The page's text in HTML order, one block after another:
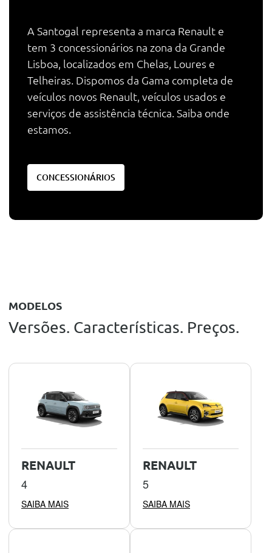
A Santogal representa a marca Renault e
tem 3 concessionários na zona da Grande
Lisboa, localizados em Chelas, Loures e
Telheiras. Dispomos da Gama completa de
veículos novos Renault, veículos usados e
serviços de assistência técnica. Saiba onde
estamos.
CONCESSIONÁRIOS
MODELOS
Versões. Características. Preços.
RENAULT
4
SAIBA MAIS
RENAULT
5
SAIBA MAIS